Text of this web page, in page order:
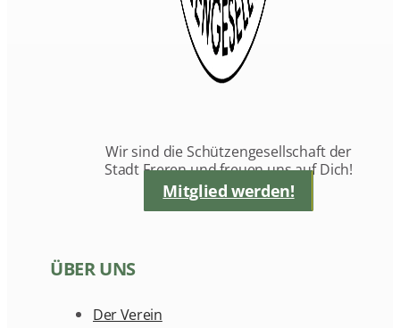
Wir sind die Schützengesellschaft der
Stadt Freren und freuen uns auf Dich!
Mitglied werden!
ÜBER UNS
Der Verein